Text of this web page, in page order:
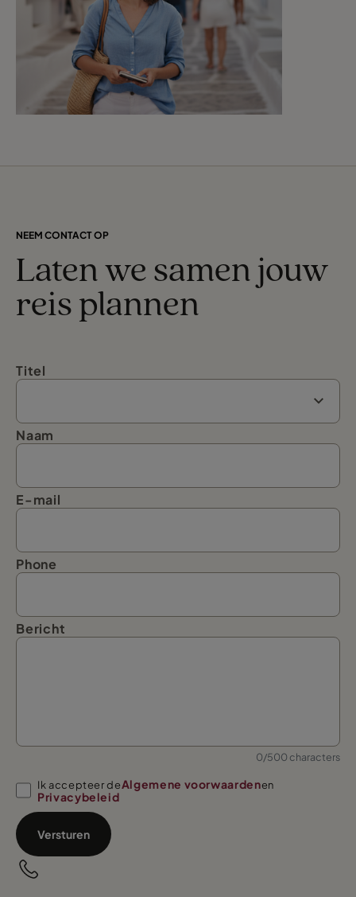
NEEM CONTACT OP
Laten we samen jouw
reis plannen
Titel
Naam
E-mail
Phone
Bericht
0/500 characters
Ik accepteer deAlgemene voorwaardenen
Privacybeleid
Versturen